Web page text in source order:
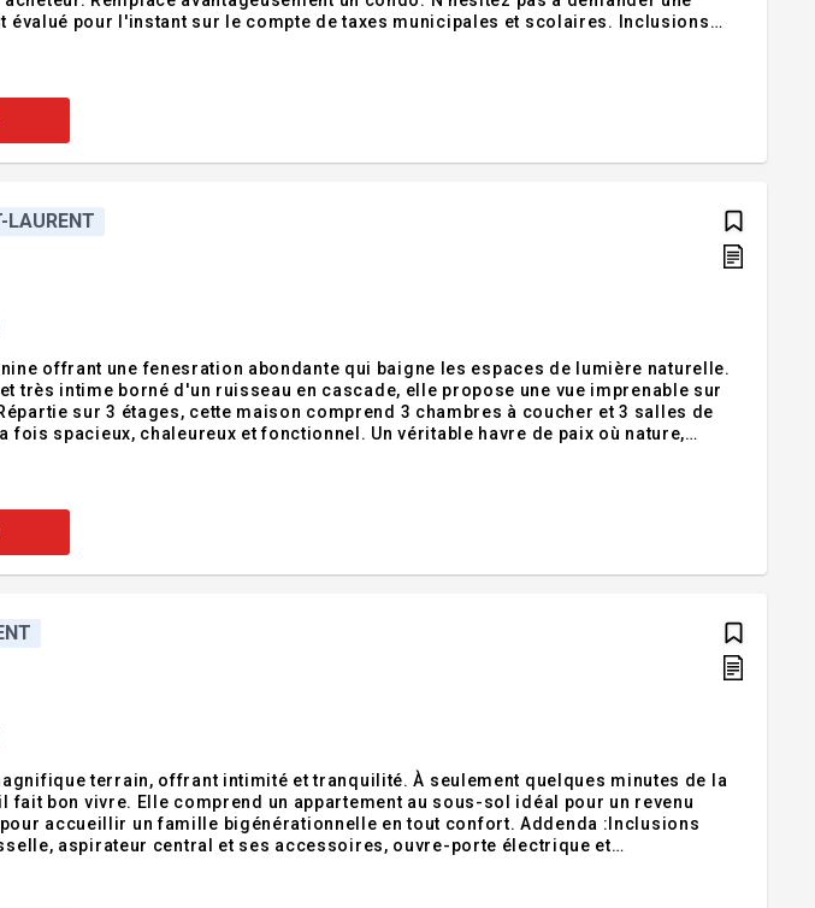
évalué pour l'instant sur le compte de taxes municipales et scolaires. Inclusions
LAURENT
offrant une fenesration abondante qui baigne les espaces de lumière naturelle.
très intime borné d'un ruisseau en cascade, elle propose une vue imprenable sur
sur 3 étages, cette maison comprend 3 chambres à coucher et 3 salles de
fois spacieux, chaleureux et fonctionnel. Un véritable havre de paix où nature,
terrain, offrant intimité et tranquilité. À seulement quelques minutes de la
fait bon vivre. Elle comprend un appartement au sous-sol idéal pour un revenu
accueillir un famille bigénérationnelle en tout confort. Addenda :Inclusions
aspirateur central et ses accessoires, ouvre-porte électrique et